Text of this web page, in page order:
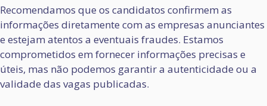
Recomendamos que os candidatos confirmem as
informações diretamente com as empresas anunciantes
e estejam atentos a eventuais fraudes. Estamos
comprometidos em fornecer informações precisas e
úteis, mas não podemos garantir a autenticidade ou a
validade das vagas publicadas.